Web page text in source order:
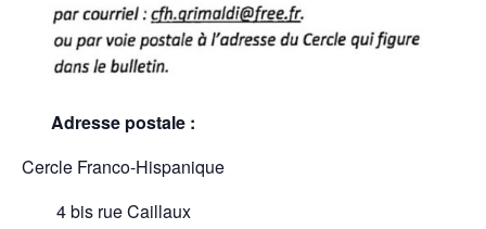
Adresse postale :
Cercle Franco-Hispanique
4 bis rue Caillaux